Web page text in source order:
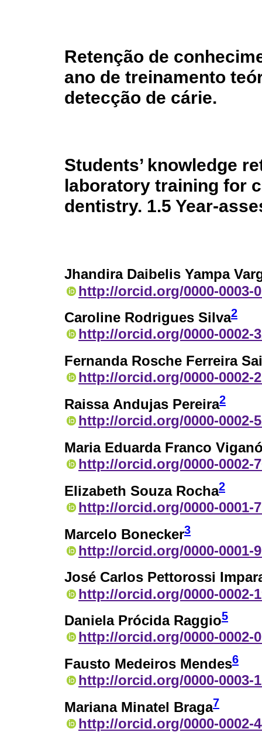
Retenção de
ano de treinamento
detecção de cárie.
Students’ knowledge
laboratory training for
dentistry. 1.5 Year-
Jhandira Daibelis Yampa
http://orcid.org/0000-0003-
Caroline Rodrigues Silva2
http://orcid.org/0000-0002-
Fernanda Rosche Ferreira
http://orcid.org/0000-0002-
Raissa Andujas Pereira2
http://orcid.org/0000-0002-
Maria Eduarda Franco
http://orcid.org/0000-0002-
Elizabeth Souza Rocha2
http://orcid.org/0000-0001-
Marcelo Bonecker3
http://orcid.org/0000-0001-
José Carlos Pettorossi
http://orcid.org/0000-0002-
Daniela Prócida Raggio5
http://orcid.org/0000-0002-
Fausto Medeiros Mendes6
http://orcid.org/0000-0003-
Mariana Minatel Braga7
http://orcid.org/0000-0002-